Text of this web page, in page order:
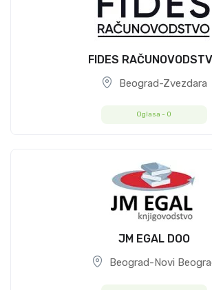
FIDES
Beograd-Zvezdara
Oglasa - 0
JM EGAL DOO
Beograd-Novi